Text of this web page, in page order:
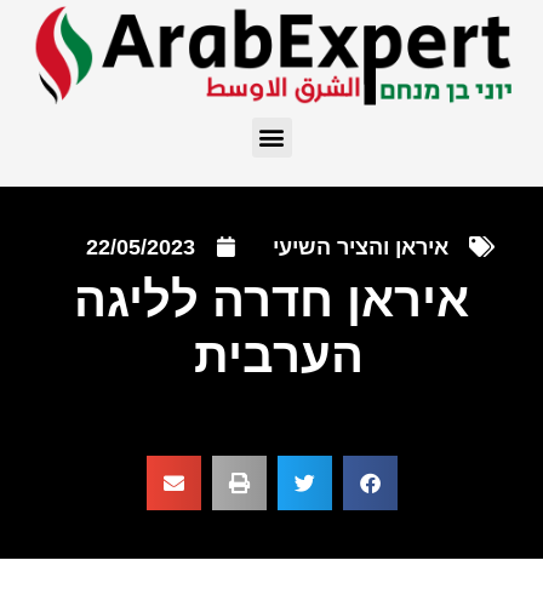
איראן והציר השיעי 22/05/2023
איראן חדרה לליגה
הערבית